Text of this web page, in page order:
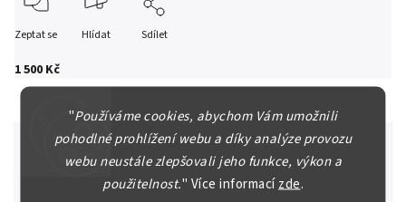
"Používáme cookies, abychom Vám umožnili
pohodlné prohlížení webu a díky analýze provozu
webu neustále zlepšovali jeho funkce, výkon a
použitelnost." Více informacízde.
1 500 Kč
Zeptat se Hlídat Sdílet
Špičkové služby za nejlepší ceny